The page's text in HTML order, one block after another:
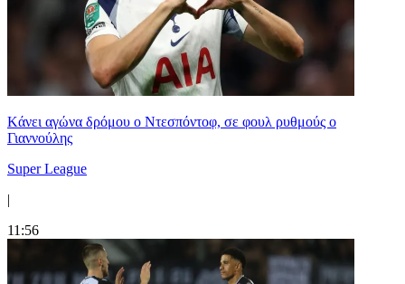
Kάνει αγώνα δρόμου ο Ντεσπόντοφ, σε φουλ ρυθμούς ο
Γιαννούλης
Super League
|
11:56